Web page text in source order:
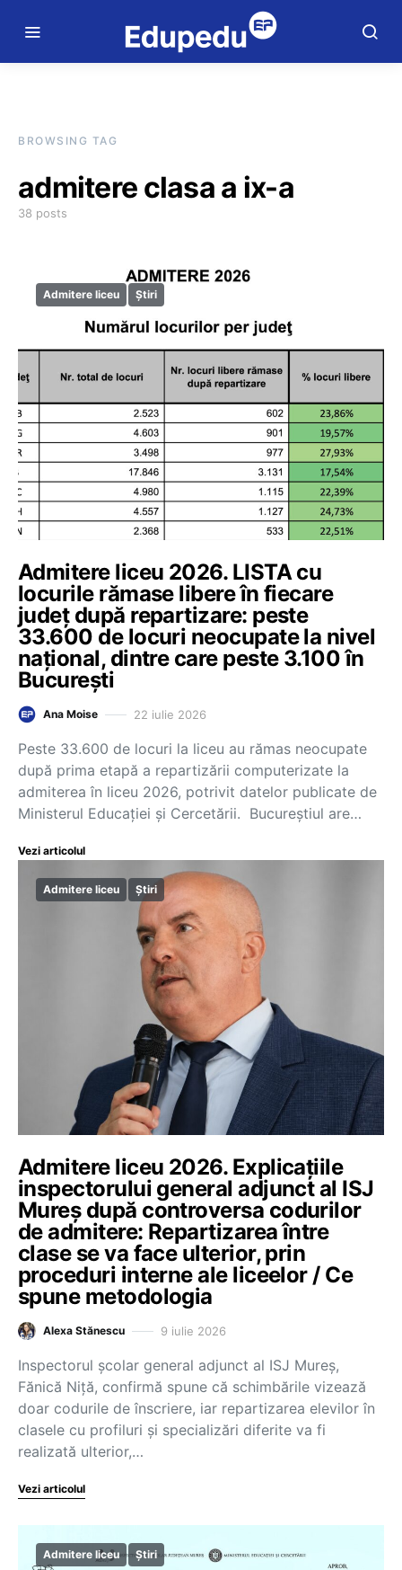
BROWSING TAG
admitere clasa a ix-a
38 posts
Admitere liceu Știri
Admitere liceu 2026. LISTA cu
locurile rămase libere în fiecare
județ după repartizare: peste
33.600 de locuri neocupate la nivel
național, dintre care peste 3.100 în
București
Ana Moise 22 iulie 2026
Peste 33.600 de locuri la liceu au rămas neocupate
după prima etapă a repartizării computerizate la
admiterea în liceu 2026, potrivit datelor publicate de
Ministerul Educației și Cercetării. Bucureștiul are…
Vezi articolul
Admitere liceu Știri
Admitere liceu 2026. Explicațiile
inspectorului general adjunct al ISJ
Mureș după controversa codurilor
de admitere: Repartizarea între
clase se va face ulterior, prin
proceduri interne ale liceelor / Ce
spune metodologia
Alexa Stănescu 9 iulie 2026
Inspectorul şcolar general adjunct al ISJ Mureş,
Fănică Niţă, confirmă spune că schimbările vizează
doar codurile de înscriere, iar repartizarea elevilor în
clasele cu profiluri şi specializări diferite va fi
realizată ulterior,…
Vezi articolul
Admitere liceu Știri